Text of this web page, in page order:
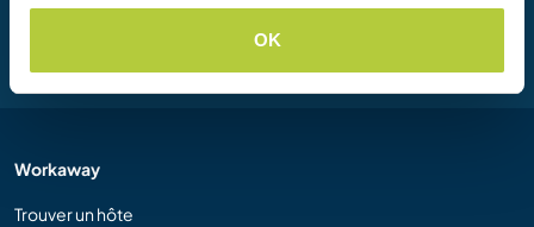
OK
Workaway
Trouver un hôte